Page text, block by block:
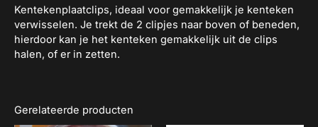
Kentekenplaatclips, ideaal voor gemakkelijk je kenteken
verwisselen. Je trekt de 2 clipjes naar boven of beneden,
hierdoor kan je het kenteken gemakkelijk uit de clips
halen, of er in zetten.
Gerelateerde producten